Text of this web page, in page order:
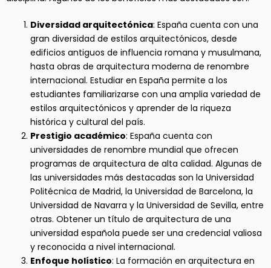
Diversidad arquitectónica: España cuenta con una
gran diversidad de estilos arquitectónicos, desde
edificios antiguos de influencia romana y musulmana,
hasta obras de arquitectura moderna de renombre
internacional. Estudiar en España permite a los
estudiantes familiarizarse con una amplia variedad de
estilos arquitectónicos y aprender de la riqueza
histórica y cultural del país.
Prestigio académico: España cuenta con
universidades de renombre mundial que ofrecen
programas de arquitectura de alta calidad. Algunas de
las universidades más destacadas son la Universidad
Politécnica de Madrid, la Universidad de Barcelona, la
Universidad de Navarra y la Universidad de Sevilla, entre
otras. Obtener un título de arquitectura de una
universidad española puede ser una credencial valiosa
y reconocida a nivel internacional.
Enfoque holístico: La formación en arquitectura en